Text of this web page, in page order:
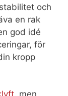
och
en rak
god idé
för
kropp